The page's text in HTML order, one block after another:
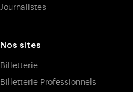
Journalistes
Nos sites
Billetterie
Billetterie Professionnels